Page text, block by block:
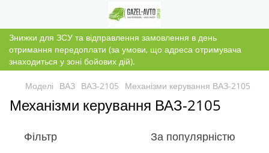
Знижки для ЗСУ та відправлення замовлення в день
отримання передоплати (за умови, що адреса отримувача
знаходиться у зоні бойових дій).
Моделі ВАЗ ВАЗ-2105 Механізми керування ВАЗ-2105
Механізми керування ВАЗ-2105
Фільтр За популярністю